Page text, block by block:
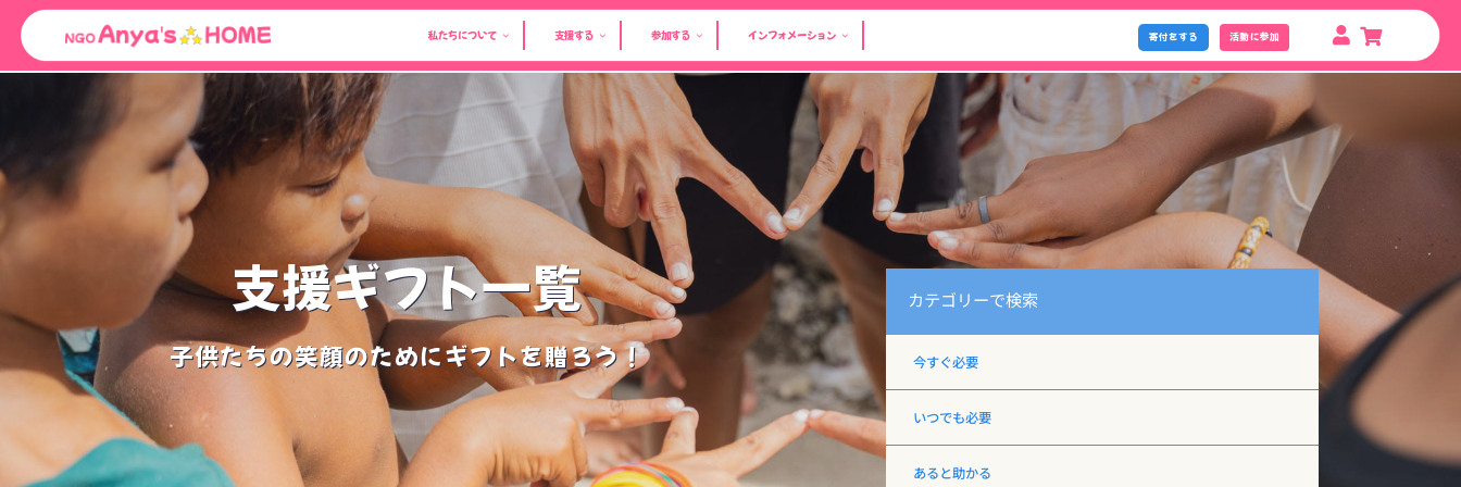
Skip
content
私たちについて 支援する 参加する インフォメーション 寄付をする 活動に参加
支援ギフト一覧
子供たちの笑顔のためにギフトを贈ろう！
カテゴリーで検索
今すぐ必要
いつでも必要
あると助かる